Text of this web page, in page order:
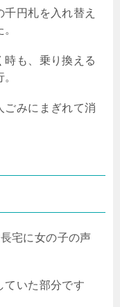
円札を入れ替え
時も、乗り換える
ごみにまぎれて消
宅に女の子の声
ていた部分です